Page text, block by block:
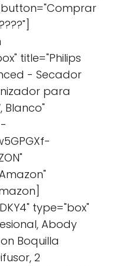
title="Philips
- Secador
para
Blanco"
type="box"
Abody
Boquilla
2